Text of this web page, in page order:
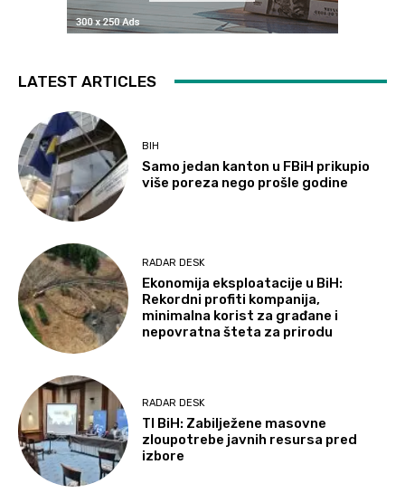
LATEST ARTICLES
BIH
Samo jedan kanton u FBiH prikupio
više poreza nego prošle godine
RADAR DESK
Ekonomija eksploatacije u BiH:
Rekordni profiti kompanija,
minimalna korist za građane i
nepovratna šteta za prirodu
RADAR DESK
TI BiH: Zabilježene masovne
zloupotrebe javnih resursa pred
izbore